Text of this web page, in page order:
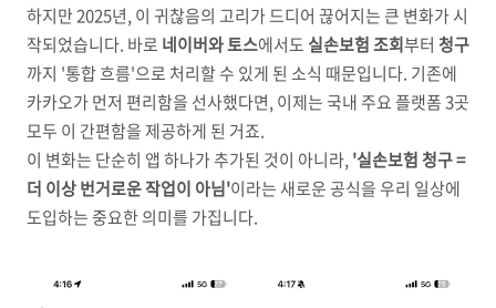
하지만 2025년, 이 귀찮음의 고리가 드디어 끊어지는 큰 변화가 시
작되었습니다. 바로 네이버와 토스에서도 실손보험 조회부터 청구
까지 '통합 흐름'으로 처리할 수 있게 된 소식 때문입니다. 기존에
카카오가 먼저 편리함을 선사했다면, 이제는 국내 주요 플랫폼 3곳
모두 이 간편함을 제공하게 된 거죠.
이 변화는 단순히 앱 하나가 추가된 것이 아니라, '실손보험 청구 =
더 이상 번거로운 작업이 아님'이라는 새로운 공식을 우리 일상에
도입하는 중요한 의미를 가집니다.